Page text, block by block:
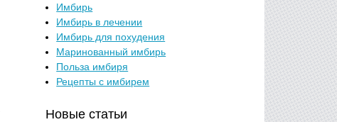
Имбирь
Имбирь в лечении
Имбирь для похудения
Маринованный имбирь
Польза имбиря
Рецепты с имбирем
Новые статьи